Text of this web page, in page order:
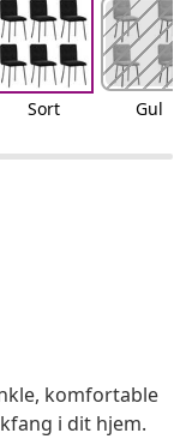
Sort Gul
komfortable
i dit hjem.